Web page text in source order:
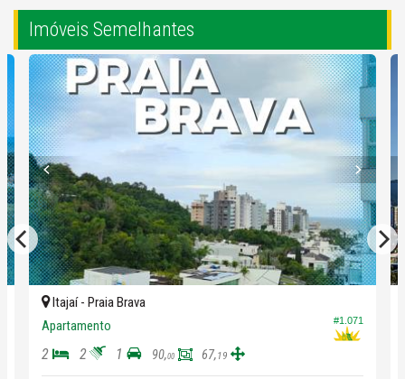
Imóveis Semelhantes
#1.071
Itajaí - Praia Brava
Apartamento
2 2 1 90,00 67,19